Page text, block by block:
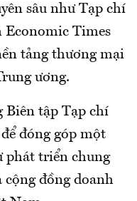
sâu như Tạp chí
Times
tảng thương mại
ương.
Biên tập Tạp chí
đóng góp một
phát triển chung
cộng đồng doanh